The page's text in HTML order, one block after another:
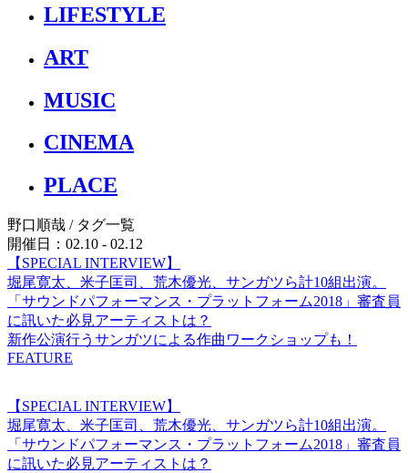
LIFESTYLE
ART
MUSIC
CINEMA
PLACE
野口順哉 / タグ一覧
開催日：02.10 - 02.12
【SPECIAL INTERVIEW】
堀尾寛太、米子匡司、荒木優光、サンガツら計10組出演。
「サウンドパフォーマンス・プラットフォーム2018」審査員
に訊いた必見アーティストは？
新作公演行うサンガツによる作曲ワークショップも！
FEATURE
【SPECIAL INTERVIEW】
堀尾寛太、米子匡司、荒木優光、サンガツら計10組出演。
「サウンドパフォーマンス・プラットフォーム2018」審査員
に訊いた必見アーティストは？